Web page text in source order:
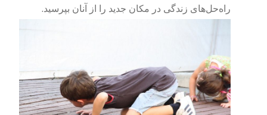
راه‌حل‌های زندگی در مکان جدید را از آنان بپرسید.